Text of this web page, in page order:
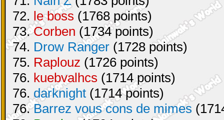
72. le boss (1768 points)
73.Corben (1734 points)
74. Drow Ranger (1728 points)
75. Raplouz (1726 points)
76. kuebvalhcs (1714 points)
76. darknight (1714 points)
76.Barrez vous cons de mimes